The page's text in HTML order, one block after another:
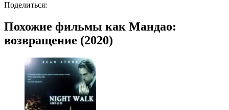
Поделиться:
Похожие фильмы как Мандао:
возвращение (2020)